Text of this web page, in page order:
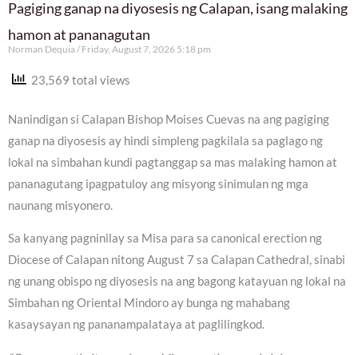
Pagiging ganap na diyosesis ng Calapan, isang malaking
hamon at pananagutan
Norman Dequia Friday, August 7, 2026 5:18 pm
23,569 total views
Nanindigan si Calapan Bishop Moises Cuevas na ang pagiging
ganap na diyosesis ay hindi simpleng pagkilala sa paglago ng
lokal na simbahan kundi pagtanggap sa mas malaking hamon at
pananagutang ipagpatuloy ang misyong sinimulan ng mga
naunang misyonero.
Sa kanyang pagninilay sa Misa para sa canonical erection ng
Diocese of Calapan nitong August 7 sa Calapan Cathedral, sinabi
ng unang obispo ng diyosesis na ang bagong katayuan ng lokal na
Simbahan ng Oriental Mindoro ay bunga ng mahabang
kasaysayan ng pananampalataya at paglilingkod.